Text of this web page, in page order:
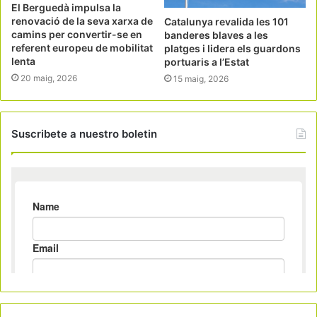
El Berguedà impulsa la
renovació de la seva xarxa de
camins per convertir-se en
referent europeu de mobilitat
lenta
20 maig, 2026
Catalunya revalida les 101
banderes blaves a les
platges i lidera els guardons
portuaris a l’Estat
15 maig, 2026
Suscribete a nuestro boletin